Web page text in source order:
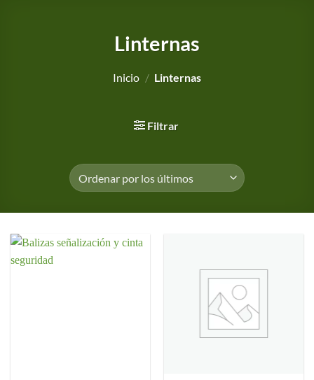
Linternas
Inicio / Linternas
Filtrar